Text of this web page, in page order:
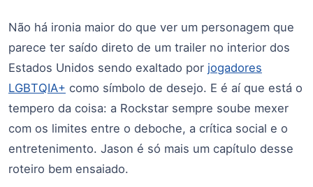
Não há ironia maior do que ver um personagem que
parece ter saído direto de um trailer no interior dos
Estados Unidos sendo exaltado por jogadores
LGBTQIA+ como símbolo de desejo. E é aí que está o
tempero da coisa: a Rockstar sempre soube mexer
com os limites entre o deboche, a crítica social e o
entretenimento. Jason é só mais um capítulo desse
roteiro bem ensaiado.